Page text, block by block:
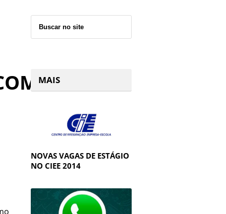
MAIS
NOVAS VAGAS DE ESTÁGIO
NO CIEE 2014